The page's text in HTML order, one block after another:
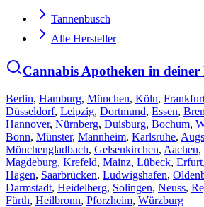
Tannenbusch
Alle Hersteller
Cannabis Apotheken in deiner
Berlin, Hamburg, München, Köln,
Düsseldorf, Leipzig, Dortmund, Essen,
Hannover, Nürnberg, Duisburg, Bochum,
Bonn, Münster, Mannheim, Karlsruhe,
Mönchengladbach, Gelsenkirchen, Aachen,
Magdeburg, Krefeld, Mainz, Lübeck, Erfurt,
Hagen, Saarbrücken, Ludwigshafen,
Darmstadt, Heidelberg, Solingen, Neuss,
Fürth, Heilbronn, Pforzheim, Würzburg